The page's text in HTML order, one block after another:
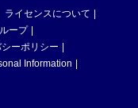
ライセンスについて
ープ
ーポリシー
Information